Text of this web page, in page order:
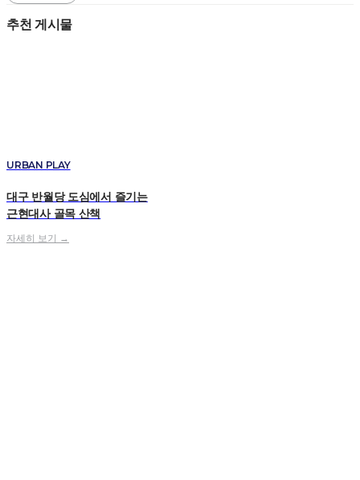
추천 게시물
URBAN PLAY
대구 반월당 도심에서 즐기는
근현대사 골목 산책
자세히 보기 →